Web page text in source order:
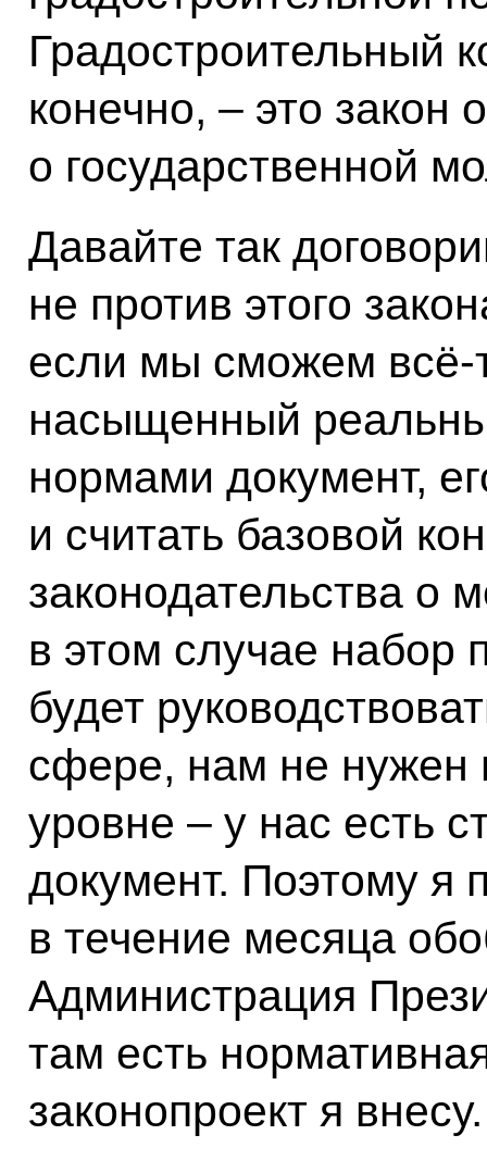
Градостроительный
конечно, – это закон
о государственной
Давайте так
не против этого
если мы сможем
насыщенный
нормами документ,
и считать базовой
законодательства о
в этом случае набор
будет
сфере, нам не нужен
уровне – у нас есть
документ. Поэтому я
в течение месяца
Администрация
там есть
законопроект я внесу.